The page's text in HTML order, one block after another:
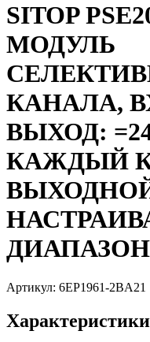
SITOP
МОДУЛЬ
КАНАЛА,
ВЫХОД:
КАЖДЫЙ
Артикул: 6EP1961-2BA21